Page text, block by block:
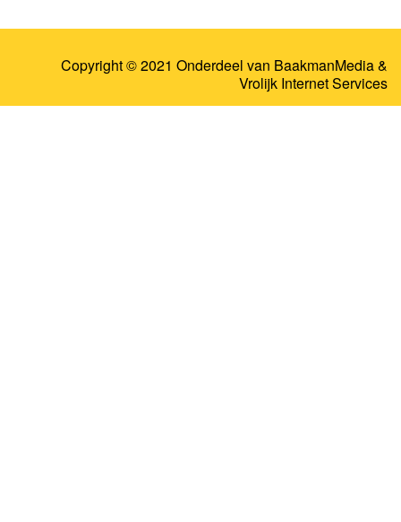
Copyright © 2021 Onderdeel van BaakmanMedia&
Vrolijk Internet Services